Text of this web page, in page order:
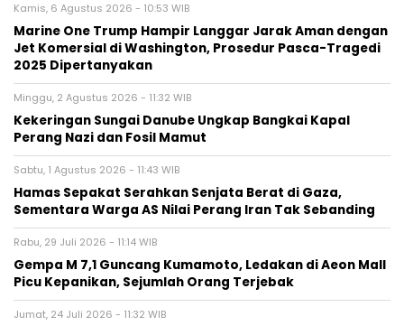
Kamis, 6 Agustus 2026 - 10:53 WIB
Marine One Trump Hampir Langgar Jarak Aman dengan
Jet Komersial di Washington, Prosedur Pasca-Tragedi
2025 Dipertanyakan
Minggu, 2 Agustus 2026 - 11:32 WIB
Kekeringan Sungai Danube Ungkap Bangkai Kapal
Perang Nazi dan Fosil Mamut
Sabtu, 1 Agustus 2026 - 11:43 WIB
Hamas Sepakat Serahkan Senjata Berat di Gaza,
Sementara Warga AS Nilai Perang Iran Tak Sebanding
Rabu, 29 Juli 2026 - 11:14 WIB
Gempa M 7,1 Guncang Kumamoto, Ledakan di Aeon Mall
Picu Kepanikan, Sejumlah Orang Terjebak
Jumat, 24 Juli 2026 - 11:32 WIB